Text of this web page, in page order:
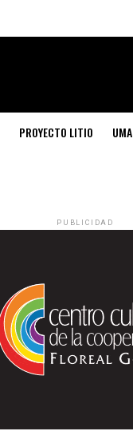
PROYECTO LITIO UMA
PUBLICIDAD